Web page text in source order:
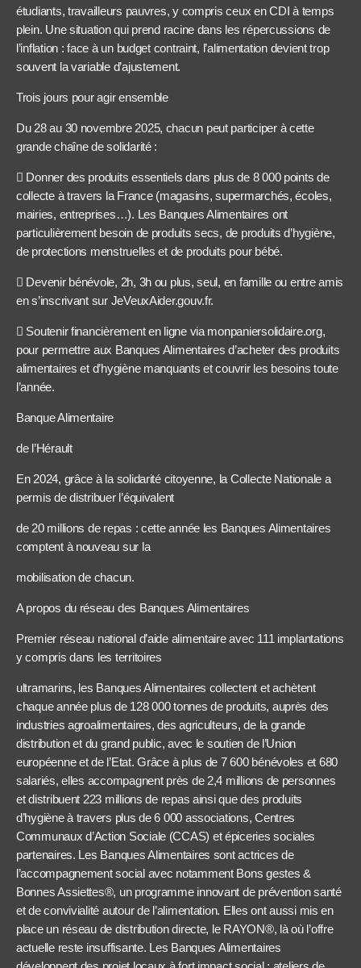
étudiants, travailleurs pauvres, y compris ceux en CDI à temps
plein. Une situation qui prend racine dans les répercussions de
l’inflation : face à un budget contraint, l’alimentation devient trop
souvent la variable d’ajustement.
Trois jours pour agir ensemble
Du 28 au 30 novembre 2025, chacun peut participer à cette
grande chaîne de solidarité :
 Donner des produits essentiels dans plus de 8 000 points de
collecte à travers la France (magasins, supermarchés, écoles,
mairies, entreprises…). Les Banques Alimentaires ont
particulièrement besoin de produits secs, de produits d’hygiène,
de protections menstruelles et de produits pour bébé.
 Devenir bénévole, 2h, 3h ou plus, seul, en famille ou entre amis
en s’inscrivant sur JeVeuxAider.gouv.fr.
 Soutenir financièrement en ligne via monpaniersolidaire.org,
pour permettre aux Banques Alimentaires d’acheter des produits
alimentaires et d’hygiène manquants et couvrir les besoins toute
l’année.
Banque Alimentaire
de l’Hérault
En 2024, grâce à la solidarité citoyenne, la Collecte Nationale a
permis de distribuer l’équivalent
de 20 millions de repas : cette année les Banques Alimentaires
comptent à nouveau sur la
mobilisation de chacun.
A propos du réseau des Banques Alimentaires
Premier réseau national d’aide alimentaire avec 111 implantations
y compris dans les territoires
ultramarins, les Banques Alimentaires collectent et achètent
chaque année plus de 128 000 tonnes de produits, auprès des
industries agroalimentaires, des agriculteurs, de la grande
distribution et du grand public, avec le soutien de l’Union
européenne et de l’Etat. Grâce à plus de 7 600 bénévoles et 680
salariés, elles accompagnent près de 2,4 millions de personnes
et distribuent 223 millions de repas ainsi que des produits
d’hygiène à travers plus de 6 000 associations, Centres
Communaux d’Action Sociale (CCAS) et épiceries sociales
partenaires. Les Banques Alimentaires sont actrices de
l’accompagnement social avec notamment Bons gestes &
Bonnes Assiettes®, un programme innovant de prévention santé
et de convivialité autour de l’alimentation. Elles ont aussi mis en
place un réseau de distribution directe, le RAYON®, là où l’offre
actuelle reste insuffisante. Les Banques Alimentaires